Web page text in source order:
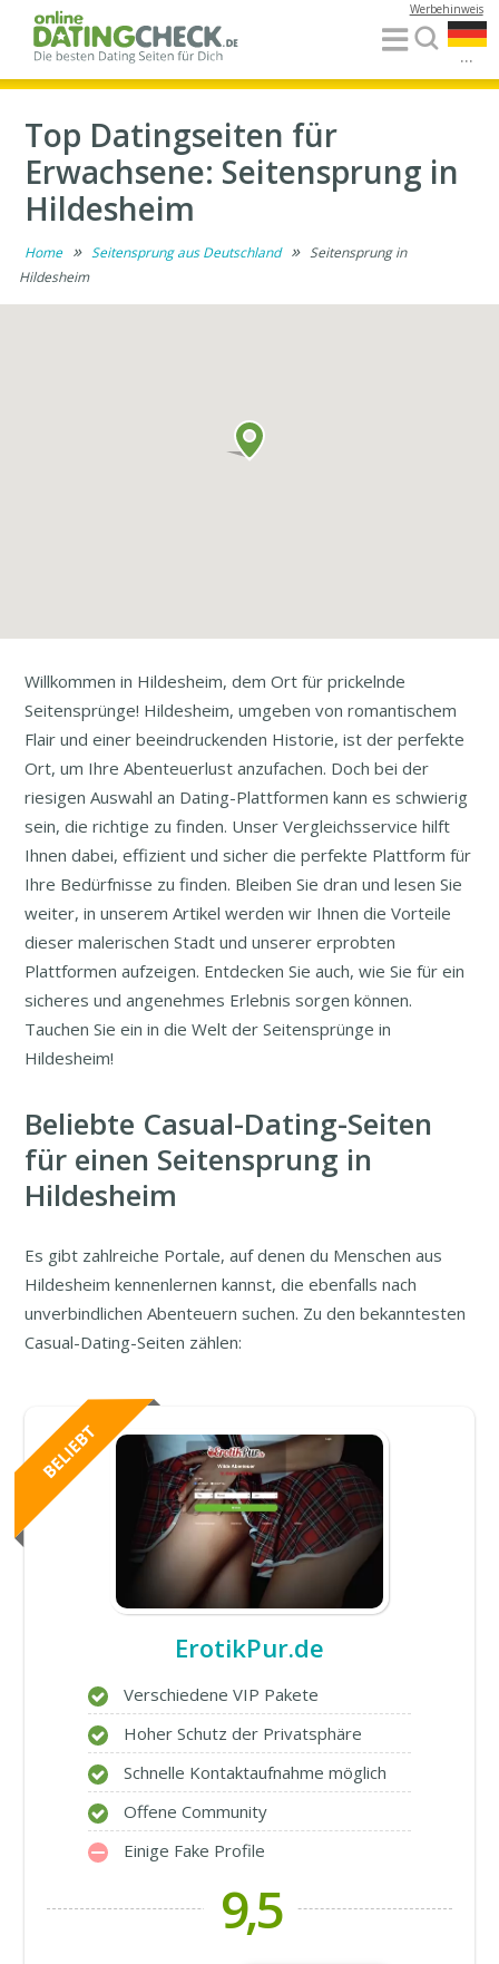
...
Werbehinweis
Top Datingseiten für
Erwachsene: Seitensprung in
Hildesheim
Home » Seitensprung aus Deutschland » Seitensprung in
Hildesheim
Willkommen in Hildesheim, dem Ort für prickelnde
Seitensprünge! Hildesheim, umgeben von romantischem
Flair und einer beeindruckenden Historie, ist der perfekte
Ort, um Ihre Abenteuerlust anzufachen. Doch bei der
riesigen Auswahl an Dating-Plattformen kann es schwierig
sein, die richtige zu finden. Unser Vergleichsservice hilft
Ihnen dabei, effizient und sicher die perfekte Plattform für
Ihre Bedürfnisse zu finden. Bleiben Sie dran und lesen Sie
weiter, in unserem Artikel werden wir Ihnen die Vorteile
dieser malerischen Stadt und unserer erprobten
Plattformen aufzeigen. Entdecken Sie auch, wie Sie für ein
sicheres und angenehmes Erlebnis sorgen können.
Tauchen Sie ein in die Welt der Seitensprünge in
Hildesheim!
Beliebte Casual-Dating-Seiten
für einen Seitensprung in
Hildesheim
Es gibt zahlreiche Portale, auf denen du Menschen aus
Hildesheim kennenlernen kannst, die ebenfalls nach
unverbindlichen Abenteuern suchen. Zu den bekanntesten
Casual-Dating-Seiten zählen:
ErotikPur.de
Verschiedene VIP Pakete
Hoher Schutz der Privatsphäre
Schnelle Kontaktaufnahme möglich
Offene Community
Einige Fake Profile
9,5